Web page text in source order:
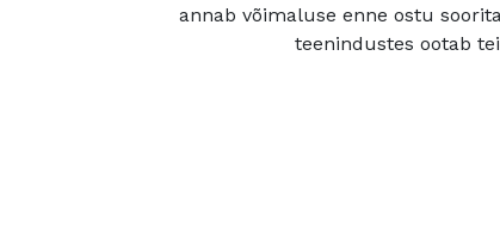
annab võimaluse enne ostu
teenindustes ootab